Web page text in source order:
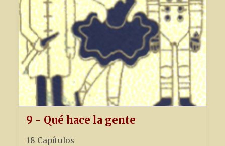
9 - Qué hace la gente
18 Capítulos